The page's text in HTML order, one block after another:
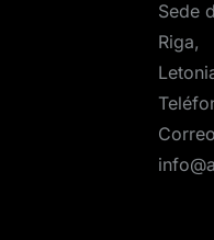
Sede
Riga,